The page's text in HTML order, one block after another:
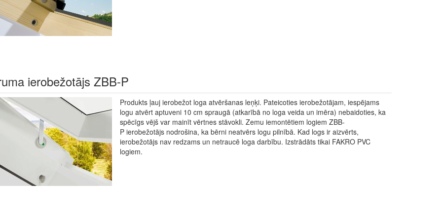
ierobežotājs ZBB-P
Produkts ļauj ierobežot loga atvēršanas leņķi. Pateicoties ierobežotājam, iespējams
logu atvērt aptuveni 10 cm spraugā (atkarībā no loga veida un imēra) nebaidoties, ka
spēcīgs vējš var mainīt vērtnes stāvokli. Zemu iemontētiem logiem ZBB-
P ierobežotājs nodrošina, ka bērni neatvērs logu pilnībā. Kad logs ir aizvērts,
ierobežotājs nav redzams un netraucē loga darbību. Izstrādāts tikai FAKRO PVC
logiem.